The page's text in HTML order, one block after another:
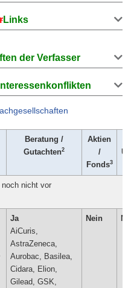
Links
der Verfasser
Beratung /
Gutachten2
Aktien
/
Fonds3
noch nicht vor
Ja
AiCuris,
AstraZeneca,
Aurobac, Basilea,
Cidara, Elion,
Gilead, GSK,
Nein